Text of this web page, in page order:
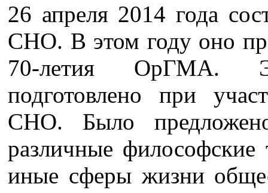
26 апреля 2014 года
СНО. В этом году оно
70-летия ОрГМА.
подготовлено при
СНО. Было
различные
иные сферы жизни